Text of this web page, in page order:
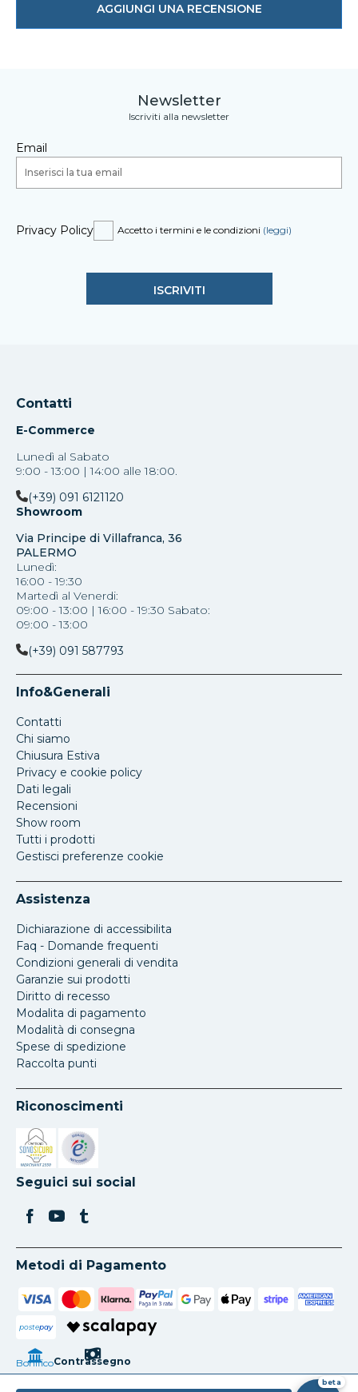
AGGIUNGI UNA RECENSIONE
Newsletter
Iscriviti alla newsletter
Email
Privacy Policy Accetto i termini e le condizioni (leggi)
Contatti
E-Commerce
Lunedì al Sabato
9:00 - 13:00 | 14:00 alle 18:00.
(+39) 091 6121120
Showroom
Via Principe di Villafranca, 36
PALERMO
Lunedì:
16:00 - 19:30
Martedì al Venerdi:
09:00 - 13:00 | 16:00 - 19:30 Sabato:
09:00 - 13:00
(+39) 091 587793
Info&Generali
Contatti
Chi siamo
Chiusura Estiva
Privacy e cookie policy
Dati legali
Recensioni
Show room
Tutti i prodotti
Gestisci preferenze cookie
Assistenza
Dichiarazione di accessibilita
Faq - Domande frequenti
Condizioni generali di vendita
Garanzie sui prodotti
Diritto di recesso
Modalita di pagamento
Modalità di consegna
Spese di spedizione
Raccolta punti
Riconoscimenti
Si apre in una nuova scheda
Si apre in una nuova scheda
Seguici sui social
Metodi di Pagamento
postepay
BonificoContrassegno
beta